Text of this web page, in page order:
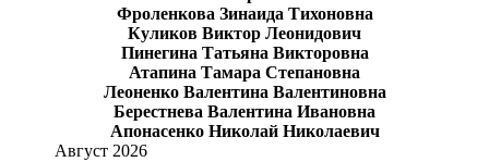
Фроленкова Зинаида Тихоновна
Куликов Виктор Леонидович
Пинегина Татьяна Викторовна
Атапина Тамара Степановна
Леоненко Валентина Валентиновна
Берестнева Валентина Ивановна
Апонасенко Николай Николаевич
Август 2026